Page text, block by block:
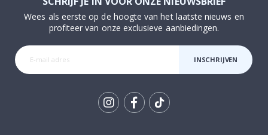
Wees als eerste op de hoogte van het laatste nieuws en
profiteer van onze exclusieve aanbiedingen.
INSCHRIJVEN